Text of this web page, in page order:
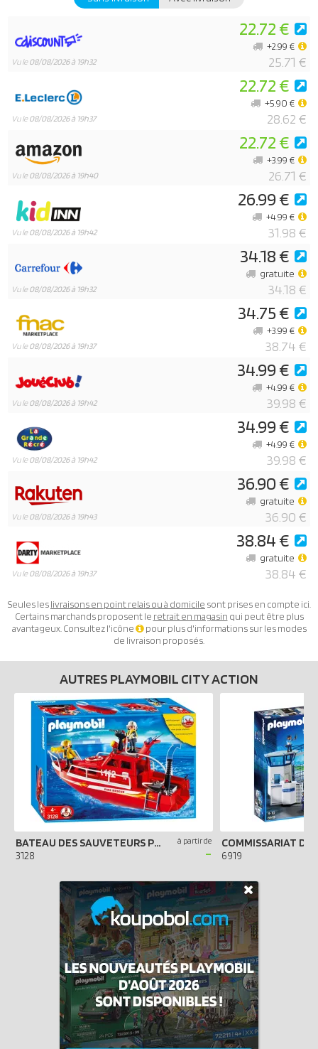
Vu le08/08/2026 à 19h32
22.72 €
25.71 €
+2.99 €
Vu le08/08/2026 à 19h37
22.72 €
28.62 €
+5.90 €
Vu le08/08/2026 à 19h40
22.72 €
26.71 €
+3.99 €
Vu le08/08/2026 à 19h42
26.99 €
31.98 €
+4.99 €
Vu le08/08/2026 à 19h32
34.18 €
34.18 €
gratuite
Vu le08/08/2026 à 19h37
34.75 €
38.74 €
+3.99 €
Vu le08/08/2026 à 19h42
34.99 €
39.98 €
+4.99 €
Vu le08/08/2026 à 19h42
34.99 €
39.98 €
+4.99 €
Vu le08/08/2026 à 19h43
36.90 €
36.90 €
gratuite
Vu le08/08/2026 à 19h37
38.84 €
38.84 €
gratuite
Seules leslivraisons en point relais ou à domicile sont prises en compte ici.
Certains marchands proposent le retrait en magasin qui peut être plus
avantageux. Consultez l'icône
pour plus d'informations sur les modes
de livraison proposés.
AUTRES PLAYMOBIL CITY ACTION
BATEAU DES SAUVETEURS POMPIERS
3128
à partir de
- 6919